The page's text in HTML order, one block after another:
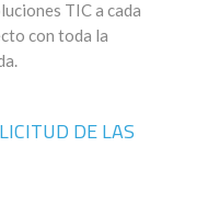
TIC a cada
con toda la
DE LAS